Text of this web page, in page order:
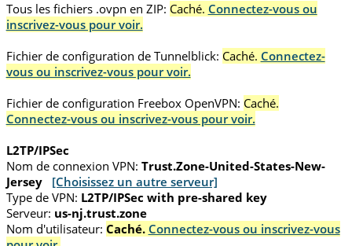
Tous les fichiers .ovpn en ZIP: Caché. Connectez-vous ou
inscrivez-vous pour voir.
Fichier de configuration de Tunnelblick: Caché. Connectez-
vous ou inscrivez-vous pour voir.
Fichier de configuration Freebox OpenVPN: Caché.
Connectez-vous ou inscrivez-vous pour voir.
L2TP/IPSec
Nom de connexion VPN: Trust.Zone-United-States-New-
Jersey
[Choisissez un autre serveur]
Type de VPN: L2TP/IPSec with pre-shared key
Serveur: us-nj.trust.zone
Nom d'utilisateur: Caché. Connectez-vous ou inscrivez-vous